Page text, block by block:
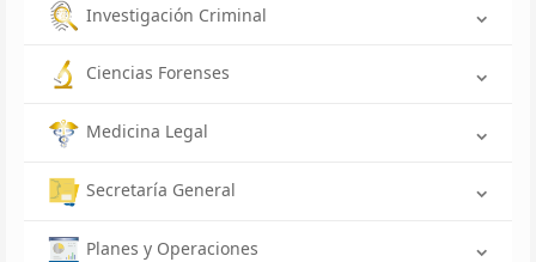
Investigación Criminal
Ciencias Forenses
Medicina Legal
Secretaría General
Planes y Operaciones